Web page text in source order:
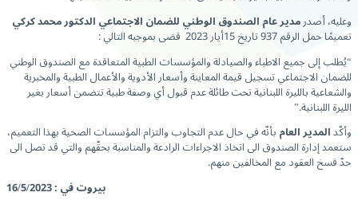
وعليه، أصدرمدير عام الصندوق الوطني للضمان الاجتماعي الدكتور محمد كركي
تعميمًا حمل الرقم 937 تاريخ 15أيار 2023 قضى بموجبه التالي :
“يُطلب إلى جميع الاطباء والصيادلة والمؤسسات الطبية المتعاقدة مع الصندوق الوطني
للضمان الاجتماعي تسجيل قيمة المعاينة وأسعار الأدوية والأعمال الطبية والمخبرية
والشعاعية بالليرة اللبنانية تحت طائلة عدم قبول أي وصفة طبية تتضمن أسعار بغير
الليرة اللبنانية.”
وأكّدالمدير العامبأنّه في حال عدم التجاوب والتزام المؤسسات الصحية بهذا التعميم،
ستعمد إدارة الصندوق الى اتخاذ الاجراءات الرادعة والمناسبة بحقّهم والتي قد تصل الى
حدّ فسخ العقود مع المخالفين منهم.
بيروت في : 16/5/2023